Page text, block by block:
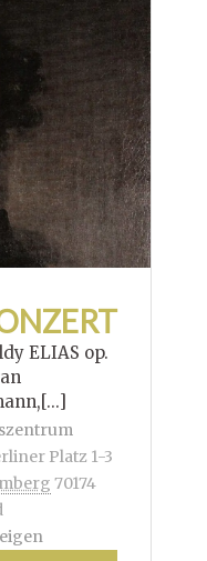
ELIAS op.
Sopran
Platz 1-3
70174